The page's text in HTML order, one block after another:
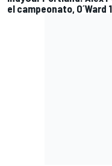
el campeonato, O´Ward